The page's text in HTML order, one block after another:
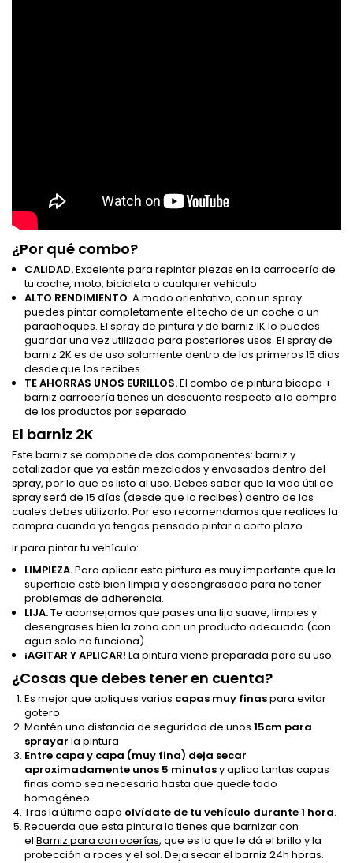
¿Por qué combo?
CALIDAD.Excelente para repintar piezas en la carrocería de
tu coche, moto, bicicleta o cualquier vehiculo.
ALTO RENDIMIENTO. A modo orientativo, con un spray
puedes pintar completamente el techo de un coche o un
parachoques. El spray de pintura y de barniz 1K lo puedes
guardar una vez utilizado para posteriores usos. El spray de
barniz 2K es de uso solamente dentro de los primeros 15 dias
desde que los recibes.
TE AHORRAS UNOS EURILLOS.El combo de pintura bicapa +
barniz carrocería tienes un descuento respecto a la compra
de los productos por separado.
El barniz 2K
Este barniz se compone de dos componentes: barniz y
catalizador que ya están mezclados y envasados dentro del
spray, por lo que es listo al uso. Debes saber que la vida útil de
spray será de 15 días (desde que lo recibes) dentro de los
cuales debes utilizarlo. Por eso recomendamos que realices la
compra cuando ya tengas pensado pintar a corto plazo.
ir para pintar tu vehículo:
LIMPIEZA.Para aplicar esta pintura es muy importante que la
superficie esté bien limpia y desengrasada para no tener
problemas de adherencia.
LIJA.Te aconsejamos que pases una lija suave, limpies y
desengrases bien la zona con un producto adecuado (con
agua solo no funciona).
¡AGITAR Y APLICAR! La pintura viene preparada para su uso.
¿Cosas que debes tener en cuenta?
Es mejor que apliques varias capas muy finaspara evitar
gotero.
Mantén una distancia de seguridad de unos 15cm para
sprayar la pintura
Entre capa y capa (muy fina) deja secar
aproximadamente unos 5 minutosy aplica tantas capas
finas como sea necesario hasta que quede todo
homogéneo.
Tras la última capa olvídate de tu vehículo durante 1 hora.
Recuerda que esta pintura la tienes que barnizar con
el Barniz para carrocerías, que es lo que le dá el brillo y la
protección a roces y el sol. Deja secar el barniz 24h horas.